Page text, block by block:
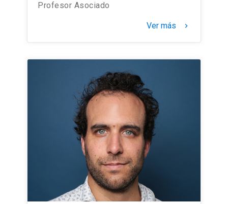
Profesor Asociado
Ver más keyboard_arrow_right